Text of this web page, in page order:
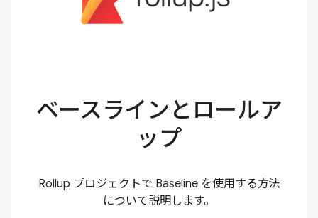
ベースラインとロールア
ップ
Rollup プロジェクトで Baseline を使用する方法
について説明します。